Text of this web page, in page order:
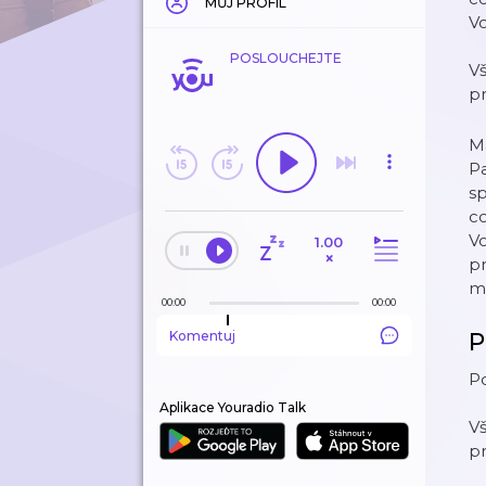
POSLOUCHEJTE
1.00
×
00:00 00:00
Komentuj
Aplikace Youradio Talk